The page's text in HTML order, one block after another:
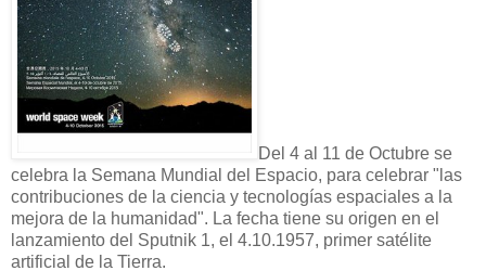
Del 4 al 11 de Octubre se
celebra la Semana Mundial del Espacio, para celebrar "las
contribuciones de la ciencia y tecnologías espaciales a la
mejora de la humanidad". La fecha tiene su origen en el
lanzamiento del Sputnik 1, el 4.10.1957, primer satélite
artificial de la Tierra.